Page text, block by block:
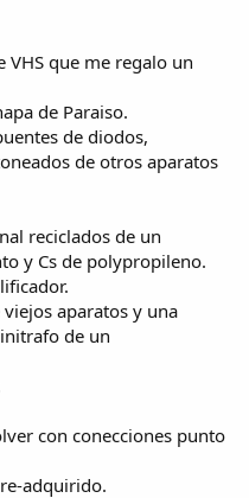
que me regalo un
de Paraiso.
de diodos,
de otros aparatos
reciclados de un
y Cs de polypropileno.
aparatos y una
de un
con conecciones punto
adquirido.